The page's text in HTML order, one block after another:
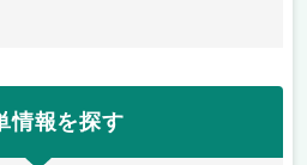
情報を探す